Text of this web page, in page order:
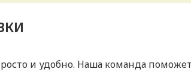
и удобно. Наша команда